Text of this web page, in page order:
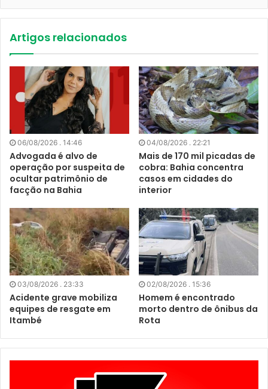
Artigos relacionados
06/08/2026 . 14:46
Advogada é alvo de
operação por suspeita de
ocultar patrimônio de
facção na Bahia
04/08/2026 . 22:21
Mais de 170 mil picadas de
cobra: Bahia concentra
casos em cidades do
interior
03/08/2026 . 23:33
Acidente grave mobiliza
equipes de resgate em
Itambé
02/08/2026 . 15:36
Homem é encontrado
morto dentro de ônibus da
Rota